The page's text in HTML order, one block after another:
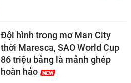
Đội hình trong mơ Man City
thời Maresca, SAO World Cup
86 triệu bảng là mảnh ghép
hoàn hảo